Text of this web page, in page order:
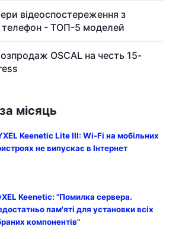
відеоспостереження з
телефон - ТОП-5 моделей
OSCAL на честь 15-
місяць
Keenetic Lite III: Wi-Fi на мобільних
не випускає в Інтернет
Keenetic: "Помилка сервера.
пам'яті для установки всіх
компонентів"